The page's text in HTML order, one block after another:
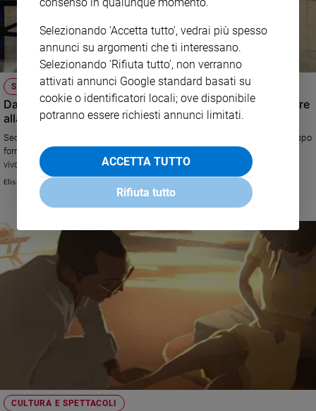
SINODO DEI GIOVANI
Davide Della Giovanna: «Mi piace la Chiesa che sa parlare
alla vita»
Secondo il 19enne animatore di un oratorio milanese, le Messe sono troppo
formali e servirebbe più confronto sulla parola di Dio e su come i giovani
vivono l’affettività
Elisa Murgese
CULTURA E SPETTACOLI
Selezionando 'Accetta tutto', vedrai più spesso
annunci su argomenti che ti interessano.
Selezionando 'Rifiuta tutto', non verranno
attivati annunci Google standard basati su
cookie o identificatori locali; ove disponibile
potranno essere richiesti annunci limitati.
ACCETTA TUTTO
Rifiuta tutto